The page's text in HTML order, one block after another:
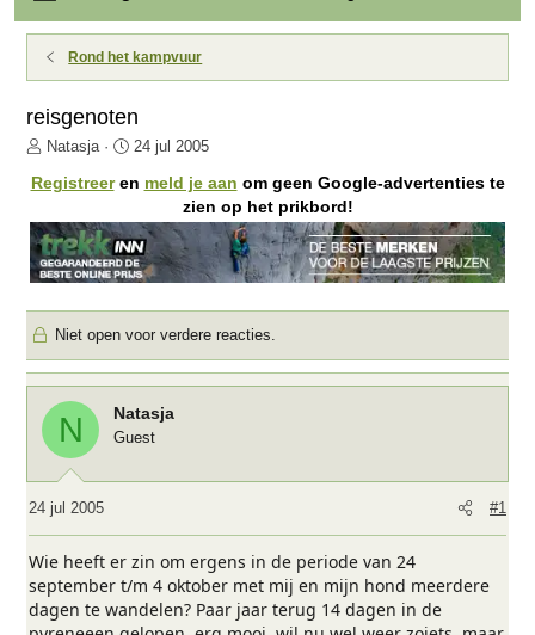
Rond het kampvuur
reisgenoten
O
d
r
w
e
r
p
s
t
a
t
e
Natasja
S
a
t
d
a
t
u
m
24 jul 2005
Registreeren meld je aan om geen Google-advertenties te
zien op het prikbord!
Niet open voor verdere reacties.
N Natasja
Guest
24 jul 2005 #1
Wie heeft er zin om ergens in de periode van 24
september t/m 4 oktober met mij en mijn hond meerdere
dagen te wandelen? Paar jaar terug 14 dagen in de